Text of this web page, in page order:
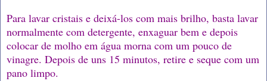
Para lavar cristais e deixá-los com mais brilho, basta lavar
normalmente com detergente, enxaguar bem e depois
colocar de molho em água morna com um pouco de
vinagre. Depois de uns 15 minutos, retire e seque com um
pano limpo.